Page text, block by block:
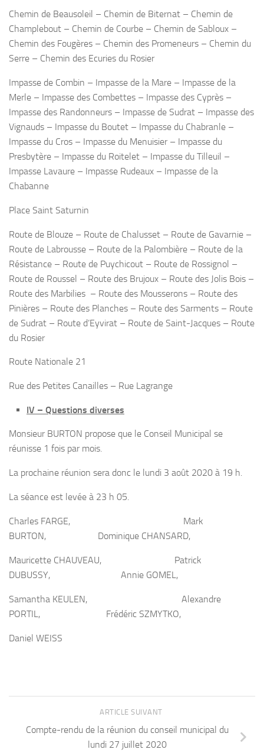
Chemin de Beausoleil – Chemin de Biternat – Chemin de
Champlebout – Chemin de Courbe – Chemin de Sabloux –
Chemin des Fougères – Chemin des Promeneurs – Chemin du
Serre – Chemin des Ecuries du Rosier
Impasse de Combin – Impasse de la Mare – Impasse de la
Merle – Impasse des Combettes – Impasse des Cyprès –
Impasse des Randonneurs – Impasse de Sudrat – Impasse des
Vignauds – Impasse du Boutet – Impasse du Chabranle –
Impasse du Cros – Impasse du Menuisier – Impasse du
Presbytère – Impasse du Roitelet – Impasse du Tilleuil –
Impasse Lavaure – Impasse Rudeaux – Impasse de la
Chabanne
Place Saint Saturnin
Route de Blouze – Route de Chalusset – Route de Gavarnie –
Route de Labrousse – Route de la Palombière – Route de la
Résistance – Route de Puychicout – Route de Rossignol –
Route de Roussel – Route des Brujoux – Route des Jolis Bois –
Route des Marbilies – Route des Mousserons – Route des
Pinières – Route des Planches – Route des Sarments – Route
de Sudrat – Route d’Eyvirat – Route de Saint-Jacques – Route
du Rosier
Route Nationale 21
Rue des Petites Canailles – Rue Lagrange
IV – Questions diverses
Monsieur BURTON propose que le Conseil Municipal se
réunisse 1 fois par mois.
La prochaine réunion sera donc le lundi 3 août 2020 à 19 h.
La séance est levée à 23 h 05.
Charles FARGE, Mark
BURTON, Dominique CHANSARD,
Mauricette CHAUVEAU, Patrick
DUBUSSY, Annie GOMEL,
Samantha KEULEN, Alexandre
PORTIL, Frédéric SZMYTKO,
Daniel WEISS
ARTICLE SUIVANT
Compte-rendu de la réunion du conseil municipal du
lundi 27 juillet 2020